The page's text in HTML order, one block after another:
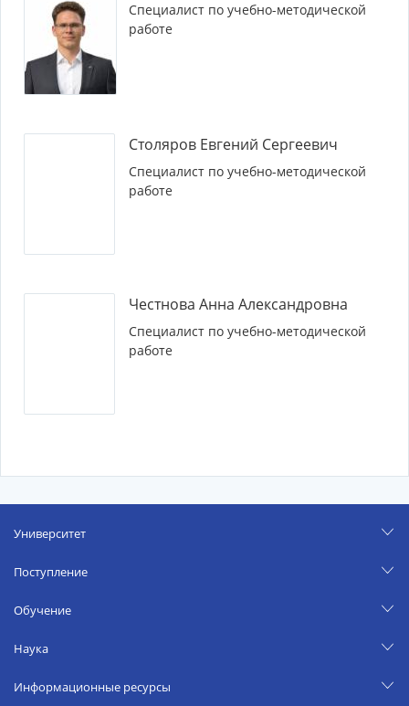
Специалист по учебно-методической
работе
Столяров Евгений Сергеевич
Специалист по учебно-методической
работе
Честнова Анна Александровна
Специалист по учебно-методической
работе
Университет
Поступление
Обучение
Наука
Информационные ресурсы